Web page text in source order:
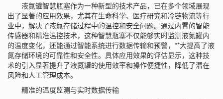
液氮罐智慧瓶塞作为一种新型的技术产品，已在多个领域展现
出了显著的应用效果，尤其在生命科学、医疗研究和冷链物流等行
业中，解决了液氮存储过程中的温控和安全问题。通过内置的智能
传感器和精准温控技术，这种智慧瓶塞不仅能够实时监测液氮罐内
的温度变化，还能通过智能系统进行数据传输和预警，**大提高了液
氮存储环境的可靠性和安全性。具体应用效果的评估显示，这种技
术的引入显著提升了液氮罐的使用效率和操作便捷性，降低了潜在
风险和人工管理成本。
精准的温度监测与实时数据传输